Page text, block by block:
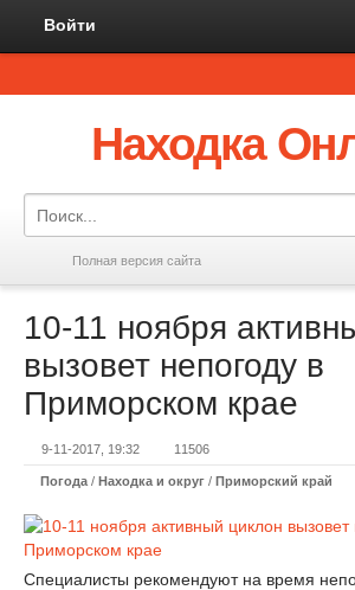
Войти
Находка
Полная версия сайта
10-11 ноября
вызовет непогоду в
Приморском крае
9-11-2017, 19:32 11506
Погода / Находка и округ / Приморский край
Специалисты рекомендуют на время